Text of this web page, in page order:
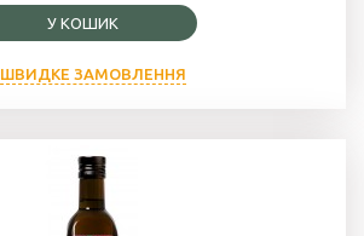
У КОШИК
ШВИДКЕ ЗАМОВЛЕННЯ